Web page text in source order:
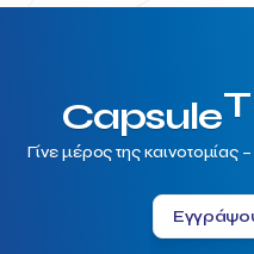
CapsuleT
Γίνε μέρος της